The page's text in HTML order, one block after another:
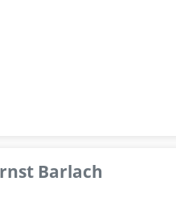
Barlach